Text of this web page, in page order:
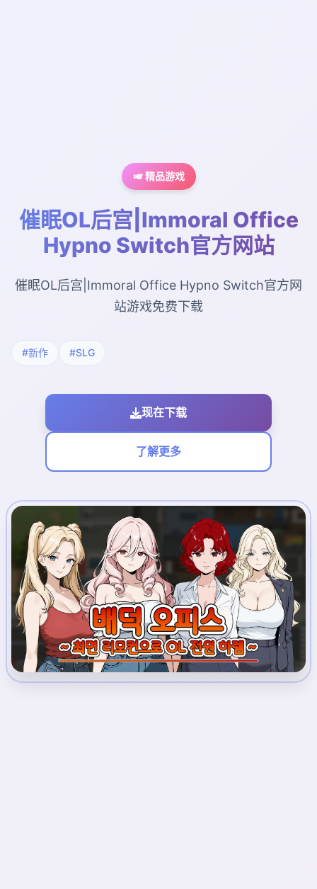
🎺 精品游戏
催眠OL后宫|Immoral Office
Hypno Switch官方网站
催眠OL后宫|Immoral Office Hypno Switch官方网
站游戏免费下载
#新作 #SLG
现在下载
了解更多